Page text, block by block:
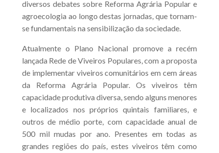
diversos debates sobre Reforma Agrária Popular e
agroecologia ao longo destas jornadas, que tornam-
se fundamentais na sensibilização da sociedade.
Atualmente o Plano Nacional promove a recém
lançada Rede de Viveiros Populares, com a proposta
de implementar viveiros comunitários em cem áreas
da Reforma Agrária Popular. Os viveiros têm
capacidade produtiva diversa, sendo alguns menores
e localizados nos próprios quintais familiares, e
outros de médio porte, com capacidade anual de
500 mil mudas por ano. Presentes em todas as
grandes regiões do país, estes viveiros têm como